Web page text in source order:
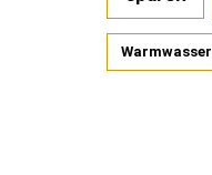
Warmwasser